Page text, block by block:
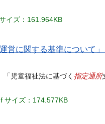
イズ：161.964KB
営に関する基準について
児童福祉法に基づく 指定通所
サイズ：174.577KB